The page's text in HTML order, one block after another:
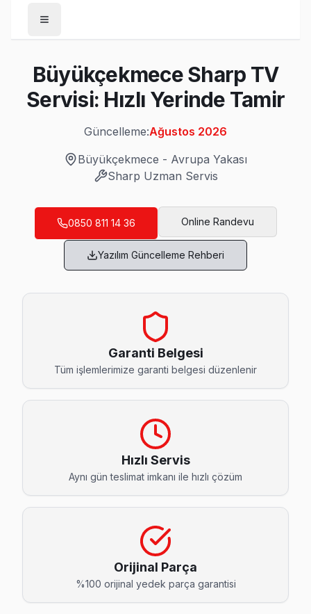
/Büyükçekmece
/Sharp
Son Güncelleme:Ağustos 2026
Büyükçekmece'da Mahalle Mahalle Sharp
19 Mayıs Sharp Servis
19 Mayıs'de Sharp TV ses ama görüntü yok sorununu
Ahmediye Sharp Servis
Sharp TV'nizin Ahmediye adresine gelen ekibimiz
Sharp Ekran Değişimi →
Alkent 2000 Sharp Servis
Büyükçekmece Sharp Servis →
Atatürk Sharp Servis
Atatürk sakinleri Sharp TV arızaları için sık bizi tercih
Bahçelievler Sharp Servis
Bahçelievler mahallesi Sharp TV servisi için ön
Bahçelievler Sharp Açılmıyor Arıza →
Batıköy Sharp Servis
Büyükçekmece Sharp TV
Servisi: Hızlı Yerinde Tamir
Güncelleme:Ağustos 2026
Büyükçekmece - Avrupa Yakası
Sharp Uzman Servis
0850 811 14 36 Online Randevu
Yazılım Güncelleme Rehberi
Garanti Belgesi
Tüm işlemlerimize garanti belgesi düzenlenir
Hızlı Servis
Aynı gün teslimat imkanı ile hızlı çözüm
Orijinal Parça
%100 orijinal yedek parça garantisi